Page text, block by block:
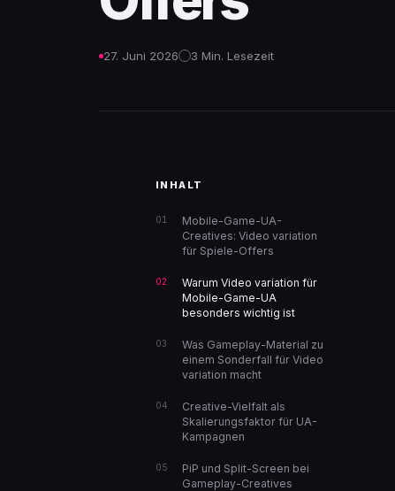
27. Juni 2026 3 Min. Lesezeit
INHALT
Mobile-Game-UA-
Creatives: Video variation
für Spiele-Offers
Warum Video variation für
Mobile-Game-UA
besonders wichtig ist
Was Gameplay-Material zu
einem Sonderfall für Video
variation macht
Creative-Vielfalt als
Skalierungsfaktor für UA-
Kampagnen
PiP und Split-Screen bei
Gameplay-Creatives